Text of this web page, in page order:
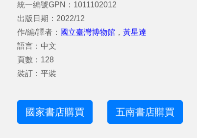
統一編號GPN：1011102012
出版日期：2022/12
作/編/譯者： 國立臺灣博物館 ， 黃星達
語言：中文
頁數：128
裝訂：平裝
國家書店購買 五南書店購買